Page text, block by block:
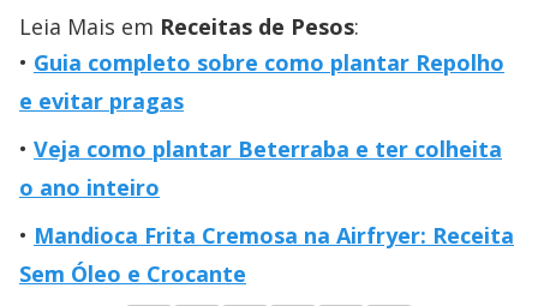
Leia Mais em Receitas de Pesos:
Guia completo sobre como plantar Repolho
e evitar pragas
Veja como plantar Beterraba e ter colheita
o ano inteiro
Mandioca Frita Cremosa na Airfryer: Receita
Sem Óleo e Crocante